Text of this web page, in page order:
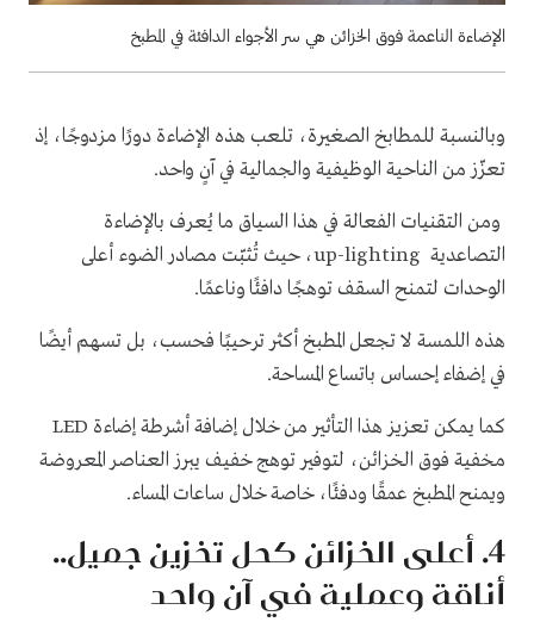
الإضاءة الناعمة فوق الخزائن هي سر الأجواء الدافئة في المطبخ
وبالنسبة للمطابخ الصغيرة، تلعب هذه الإضاءة دورًا مزدوجًا، إذ
تعزّز من الناحية الوظيفية والجمالية في آنٍ واحد.
ومن التقنيات الفعالة في هذا السياق ما يُعرف بالإضاءة
التصاعدية up-lighting، حيث تُثبّت مصادر الضوء أعلى
الوحدات لتمنح السقف توهجًا دافئًا وناعمًا.
هذه اللمسة لا تجعل المطبخ أكثر ترحيبًا فحسب، بل تسهم أيضًا
في إضفاء إحساس باتساع المساحة.
كما يمكن تعزيز هذا التأثير من خلال إضافة أشرطة إضاءة LED
مخفية فوق الخزائن، لتوفير توهج خفيف يبرز العناصر المعروضة
ويمنح المطبخ عمقًا ودفئًا، خاصة خلال ساعات المساء.
4. أعلى الخزائن كحل تخزين جميل..
أناقة وعملية في آن واحد